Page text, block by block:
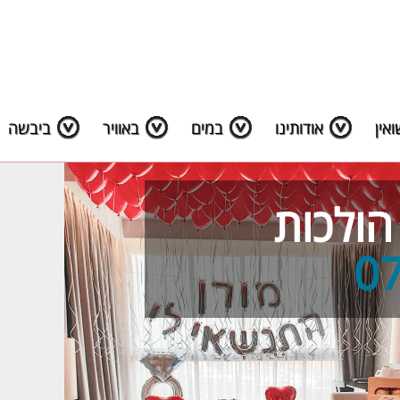
אודותינו במים באוויר ביבשה